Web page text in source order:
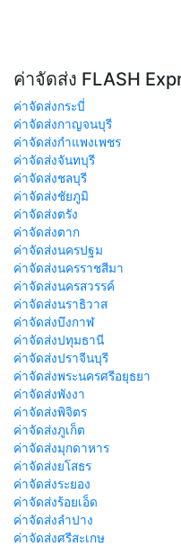
ค่าจัดส่ง FLASH
ค่าจัดส่งกระบี่
ค่าจัดส่งกาญจนบุรี
ค่าจัดส่งกำแพงเพชร
ค่าจัดส่งจันทบุรี
ค่าจัดส่งชลบุรี
ค่าจัดส่งชัยภูมิ
ค่าจัดส่งตรัง
ค่าจัดส่งตาก
ค่าจัดส่งนครปฐม
ค่าจัดส่งนครราชสีมา
ค่าจัดส่งนครสวรรค์
ค่าจัดส่งนราธิวาส
ค่าจัดส่งบึงกาฬ
ค่าจัดส่งปทุมธานี
ค่าจัดส่งปราจีนบุรี
ค่าจัดส่งพระนครศรีอยุธยา
ค่าจัดส่งพังงา
ค่าจัดส่งพิจิตร
ค่าจัดส่งภูเก็ต
ค่าจัดส่งมุกดาหาร
ค่าจัดส่งยโสธร
ค่าจัดส่งระยอง
ค่าจัดส่งร้อยเอ็ด
ค่าจัดส่งลำปาง
ค่าจัดส่งศรีสะเกษ